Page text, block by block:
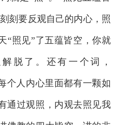
刻要反观自己的内心，照
“照见”了五蕴皆空，你就
脱了。还有一个词，
个人内心里面都有一颗如
通过观照，内观去照见我